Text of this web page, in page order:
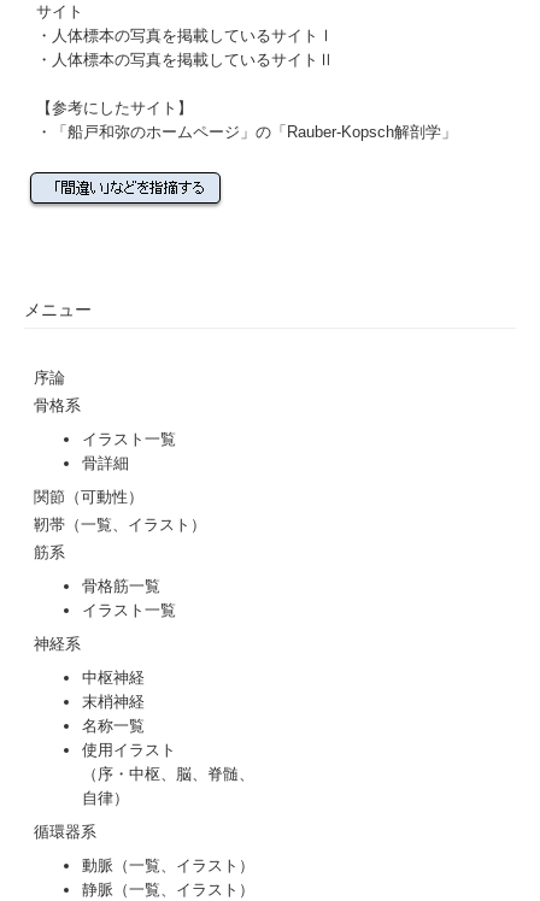
サイト
・ 人体標本の写真を掲載しているサイトⅠ
・ 人体標本の写真を掲載しているサイトⅡ
【参考にしたサイト】
・「船戸和弥のホームページ 」の「 Rauber-Kopsch解剖学 」
メニュー